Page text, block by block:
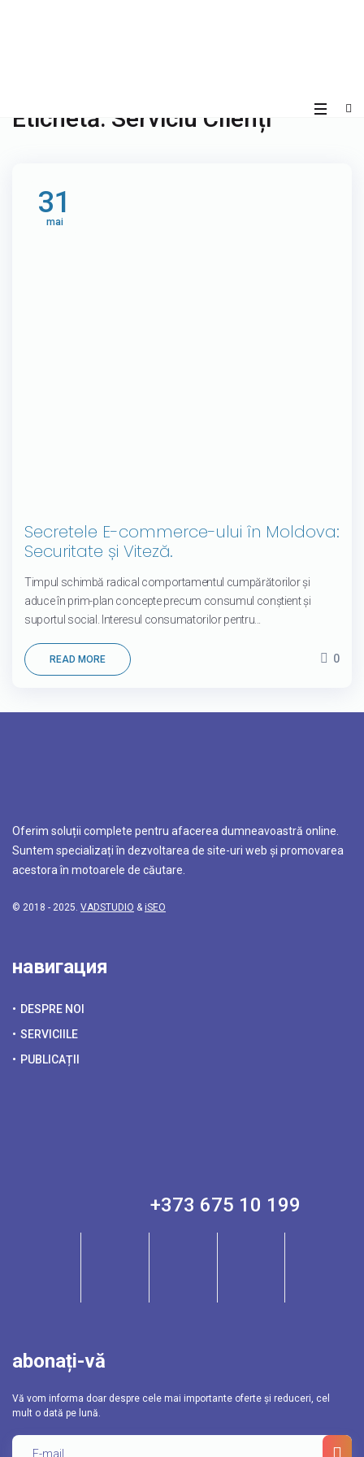
Etichetă: Serviciu Clienți
31
mai
Secretele E-commerce-ului în Moldova:
Securitate și Viteză.
Timpul schimbă radical comportamentul cumpărătorilor și
aduce în prim-plan concepte precum consumul conștient și
suportul social. Interesul consumatorilor pentru...
READ MORE 0
Oferim soluții complete pentru afacerea dumneavoastră online.
Suntem specializați în dezvoltarea de site-uri web și promovarea
acestora în motoarele de căutare.
© 2018 - 2025. VADSTUDIO & iSEO
навигация
DESPRE NOI
SERVICIILE
PUBLICAȚII
+373 675 10 199
abonați-vă
Vă vom informa doar despre cele mai importante oferte și reduceri, cel
mult o dată pe lună.